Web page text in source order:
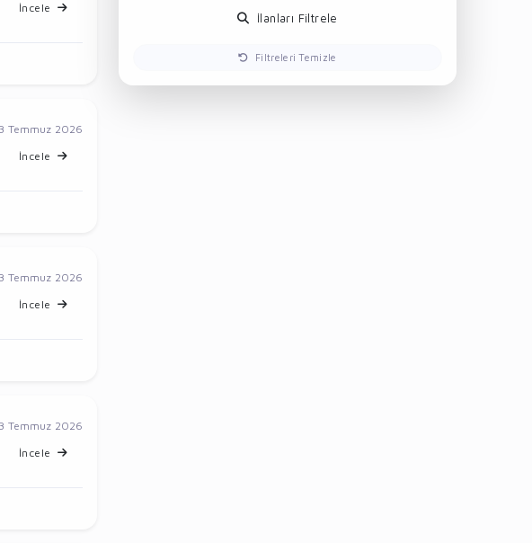
İncele
Temmuz 2026
İncele
Temmuz 2026
İncele
Temmuz 2026
İncele
İlanları Filtrele
Filtreleri Temizle